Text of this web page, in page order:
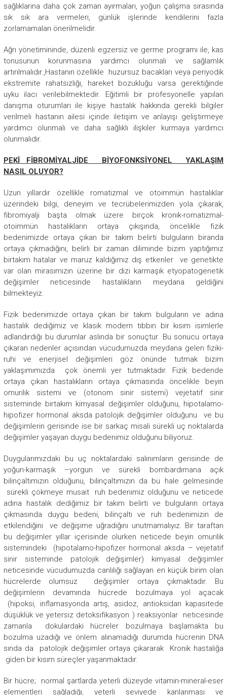
sağlıklarına daha çok zaman ayırmaları, yoğun çalışma sırasında
sık sık ara vermeleri, günlük işlerinde kendilerini fazla
zorlamamaları önerilmelidir.
Ağrı yönetimininde, düzenli egzersiz ve germe programı ile, kas
tonusunun korunmasına yardımcı olunmalı ve sağlamlık
artırılmalıdır.,Hastanın özellikle huzursuz bacakları veya periyodik
ekstremite rahatsızlığı, hareket bozukluğu varsa gerektiğinde
uyku ilacı verilebilmektedir. Eğitimli bir profesyonelle yapılan
danışma oturumları ile kişiye hastalık hakkında gerekli bilgiler
verilmeli hastanın ailesi içinde iletişim ve anlayışı geliştirmeye
yardımcı olunmalı ve daha sağlıklı ilişkiler kurmaya yardımcı
olunmalıdır.
PEKİ FİBROMİYALJİDE BİYOFONKSİYONEL YAKLAŞIM
NASIL OLUYOR?
Uzun yıllardır özellikle romatizmal ve otoimmün hastalıklar
üzerindeki bilgi, deneyim ve tecrübelerimizden yola çıkarak,
fibromiyalji başta olmak üzere birçok kronik-romatizmal-
otoimmün hastalıkların ortaya çıkışında, öncelikle fizik
bedenimizde ortaya çıkan bir takım belirti bulguların biranda
ortaya çıkmadığını, belirli bir zaman diliminde bizim yaptığımız
birtakım hatalar ve maruz kaldığımız dış etkenler ve genetikte
var olan mirasımızın üzerine bir dizi karmaşık etyopatogenetik
değişimler neticesinde hastalıkların meydana geldiğini
bilmekteyiz.
Fizik bedenimizde ortaya çıkan bir takım bulguların ve adına
hastalık dediğimiz ve klasik modern tıbbın bir kısım isimlerle
adlandırdığı bu durumlar aslında bir sonuçtur. Bu sonucu ortaya
çıkaran nedenler açısından vücudumuzda meydana gelen fiziki-
ruhi ve enerjisel değişimleri göz önünde tutmak bizim
yaklaşımımızda çok önemli yer tutmaktadır. Fizik bedende
ortaya çıkan hastalıkların ortaya çıkmasında öncelikle beyin
omurilik sistemi ve (otonom sinir sistemi) vejetatif sinir
sisteminde birtakım kimyasal değişimler olduğunu, hipotalamo-
hipofizer hormonal aksda patolojik değişimler olduğunu ve bu
değişimlerin gerisinde ise bir sarkaç misali sürekli uç noktalarda
değişimler yaşayan duygu bedenimiz olduğunu biliyoruz.
Duygularımızdaki bu uç noktalardaki salınımların gerisinde de
yoğun-karmaşık –yorgun ve sürekli bombardımana açık
bilinçaltımızın olduğunu, bilinçaltımızın da bu hale gelmesinde
sürekli çökmeye musait ruh bedenimiz olduğunu ve neticede
adına hastalık dediğimiz bir takım belirti ve bulguların ortaya
çıkmasında duygu bedeni, bilinçaltı ve ruh bedenimizin de
etkilendiğini ve değişime uğradığını unutmamalıyız. Bir taraftan
bu değişimler yıllar içerisinde olurken neticede beyin omurilik
sistemindeki (hipotalamo-hipofizer hormonal aksda – vejetatif
sinir sisteminde patolojik değişimler) kimyasal değişimler
neticesinde vücudumuzda canlılığı sağlayan en küçük birim olan
hücrelerde olumsuz değişimler ortaya çıkmaktadır. Bu
değişimlerin devamında hücrede bozulmaya yol açacak
(hipoksi, inflamasyonda artış, asidoz, antioksidan kapasitede
düşüklük ve yetersiz detoksifikasyon ) reaksiyonlar neticesinde
zamanla dokulardaki hücreler bozulmaya başlamakta bu
bozulma uzadığı ve önlem alınamadığı durumda hücrenin DNA
sında da patolojik değişimler ortaya çıkararak Kronik hastalığa
giden bir kısım süreçler yaşanmaktadır.
Bir hücre; normal şartlarda yeterli düzeyde vitamin-mineral-eser
elementleri sağladığı, yeterli seviyede kanlanması ve